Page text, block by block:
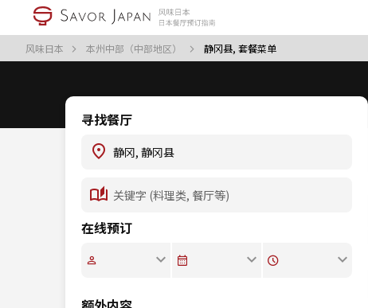
风味日本 本州中部（中部地区） 静冈县, 套餐菜单
寻找餐厅
在线预订